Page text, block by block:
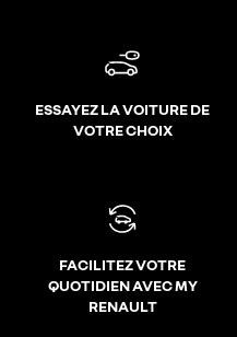
ESSAYEZ LA VOITURE DE
VOTRE CHOIX
FACILITEZ VOTRE
QUOTIDIEN AVEC MY
RENAULT